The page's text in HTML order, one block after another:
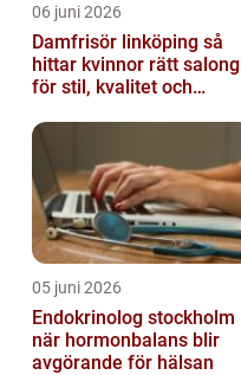
06 juni 2026
Damfrisör linköping så
hittar kvinnor rätt salong
för stil, kvalitet och
05 juni 2026
Endokrinolog stockholm
när hormonbalans blir
avgörande för hälsan